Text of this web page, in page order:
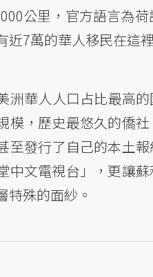
公里，官方語言為
近7萬的華人移民在這
洲華人人口占比最高
模，歷史最悠久的僑
至發行了自己的本土
中文電視台」，更讓
特殊的面紗。